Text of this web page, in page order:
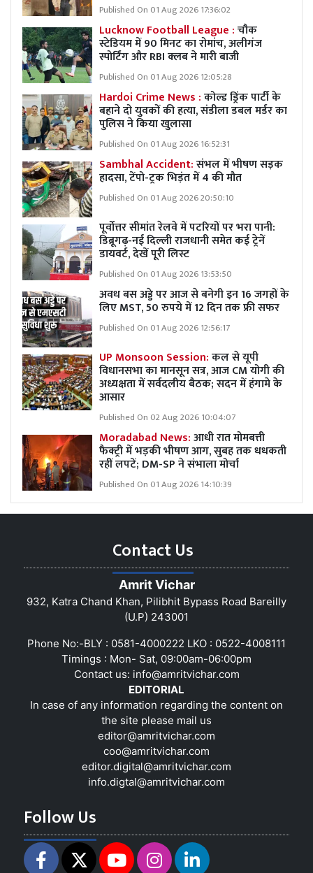
Published On 01 Aug 2026 17:36:02
Lucknow Football League :चौक
स्टेडियम में 90 मिनट का रोमांच, अलीगंज
स्पोर्टिंग और RBI क्लब ने मारी बाजी
Published On 01 Aug 2026 12:05:28
Hardoi Crime News :कोल्ड ड्रिंक पार्टी के
बहाने दो युवकों की हत्या, संडीला डबल मर्डर का
पुलिस ने किया खुलासा
Published On 01 Aug 2026 16:52:31
Sambhal Accident:संभल में भीषण सड़क
हादसा, टेंपो-ट्रक भिड़ंत में 4 की मौत
Published On 01 Aug 2026 20:50:10
पूर्वोत्तर सीमांत रेलवे में पटरियों पर भरा पानी:
डिब्रूगढ़-नई दिल्ली राजधानी समेत कई ट्रेनें
डायवर्ट, देखें पूरी लिस्ट
Published On 01 Aug 2026 13:53:50
अवध बस अड्डे पर आज से बनेगी इन 16 जगहों के
लिए MST, 50 रुपये में 12 दिन तक फ्री सफर
Published On 01 Aug 2026 12:56:17
UP Monsoon Session:कल से यूपी
विधानसभा का मानसून सत्र, आज CM योगी की
अध्यक्षता में सर्वदलीय बैठक; सदन में हंगामे के
आसार
Published On 02 Aug 2026 10:04:07
Moradabad News:आधी रात मोमबत्ती
फैक्ट्री में भड़की भीषण आग, सुबह तक धधकती
रहीं लपटें; DM-SP ने संभाला मोर्चा
Published On 01 Aug 2026 14:10:39
Contact Us
Amrit Vichar
932, Katra Chand Khan, Pilibhit Bypass Road Bareilly
(U.P) 243001
Phone No:-BLY : 0581-4000222 LKO : 0522-4008111
Timings : Mon- Sat, 09:00am-06:00pm
Contact us: info@amritvichar.com
EDITORIAL
In case of any information regarding the content on
the site please mail us
editor@amritvichar.com
coo@amritvichar.com
editor.digital@amritvichar.com
info.digtal@amritvichar.com
Follow Us